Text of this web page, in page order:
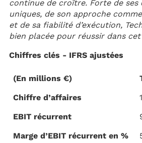
continue de croître. Forte de ses
uniques, de son approche
et de sa fiabilité d’exécution,
bien placée pour réussir dans
Chiffres clés - IFRS ajustées
(En millions €)
Chiffre d’affaires
EBIT récurrent
Marge d’EBIT récurrent en %